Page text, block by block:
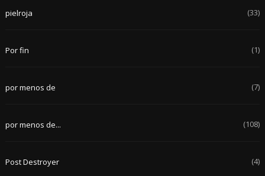
pielroja (33)
Por fin (1)
por menos de (7)
por menos de... (108)
Post Destroyer (4)